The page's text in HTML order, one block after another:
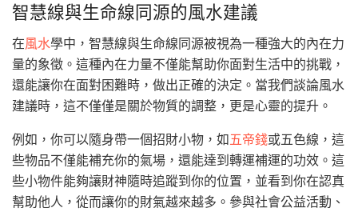
智慧線與生命線同源的風水建議
在風水學中，智慧線與生命線同源被視為一種強大的內在力
量的象徵。這種內在力量不僅能幫助你面對生活中的挑戰，
還能讓你在面對困難時，做出正確的決定。當我們談論風水
建議時，這不僅僅是關於物質的調整，更是心靈的提升。
例如，你可以隨身帶一個招財小物，如五帝錢或五色線，這
些物品不僅能補充你的氣場，還能達到轉運補運的功效。這
些小物件能夠讓財神隨時追蹤到你的位置，並看到你在認真
幫助他人，從而讓你的財氣越來越多。參與社會公益活動、